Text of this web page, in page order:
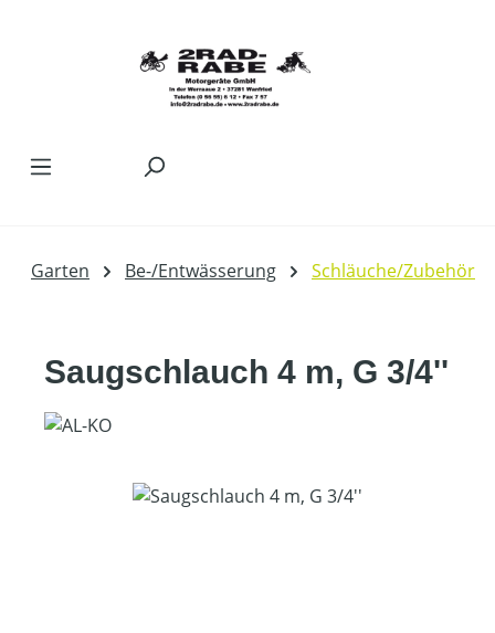
Garten Be-/Entwässerung Schläuche/Zubehör
Saugschlauch 4 m, G 3/4''
Bildergalerie überspringen